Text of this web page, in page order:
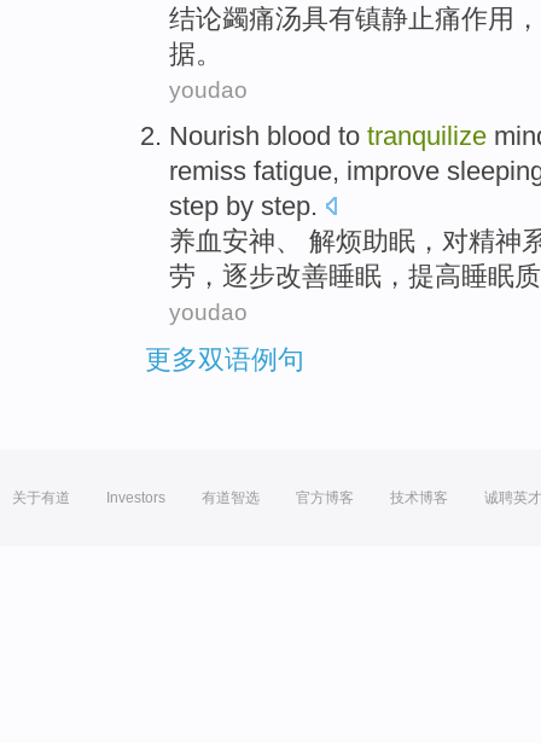
结论蠲痛汤具有镇静止痛作用，
据。
youdao
Nourish blood to tranquilize
remiss fatigue, improve
step by step.
养血安神、 解烦助眠，对精神
劳 ， 逐步改善睡眠 ， 提高睡眠
youdao
更多双语例句
关于有道 Investors 有道智选 官方博客 技术博客 诚聘英才